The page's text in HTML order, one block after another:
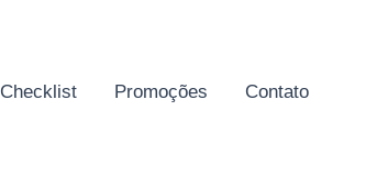
Checklist Promoções Contato